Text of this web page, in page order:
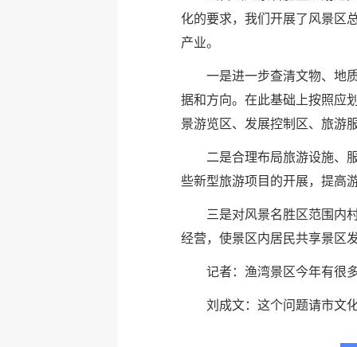
化的要求，我们开展了风景区
产业。
一是进一步查清文物、地
据和方向。在此基础上按照应
景游览区、发展控制区、旅游
二是合理布局旅游设施、
些新型旅游项目的开展，提高
三是对风景名胜区范围内
经营，使景区内居民共享景区
记者：渔湾景区今年有很
刘成文：这个问题请市文